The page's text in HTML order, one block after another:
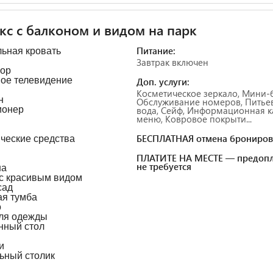
с балконом и видом на парк
кровать
телевидение
средства
красивым видом
тумба
одежды
стол
столик
Питание:
Завтрак включен
Доп. услуги:
Косметическое зеркало, Мини-
Обслуживание номеров,
вода, Сейф, Информационная
меню, Ковровое покрыти...
БЕСПЛАТНАЯ отмена
ПЛАТИТЕ НА МЕСТЕ —
не требуется